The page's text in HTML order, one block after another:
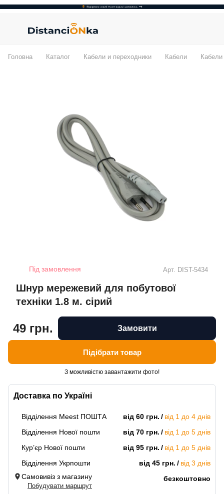
Головна Каталог Кабели и переходники Кабели Кабели
Під замовлення Арт. DIST-5434
Шнур мережевий для побутової
техніки 1.8 м. сірий
Доставка по Україні
Відділення Meest ПОШТА від 60 грн.
від 1 до 4 днів
Відділення Нової пошти
від 70 грн.
від 1 до 5 днів
Кур’єр Нової пошти
від 95 грн.
від 1 до 5 днів
Відділення Укрпошти
від 45 грн.
від 3 днів
Самовивіз з магазину
Побудувати маршрут
безкоштовно
49 грн. Замовити
Підібрати товар
З можливістю завантажити фото!